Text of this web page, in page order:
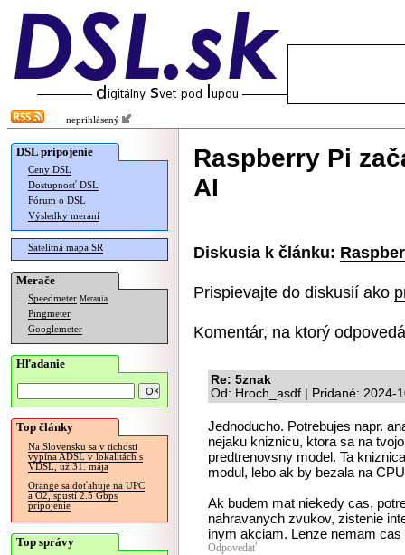
neprihlásený
DSL pripojenie
Ceny DSL
Dostupnosť DSL
Fórum o DSL
Výsledky meraní
Satelitná mapa SR
Merače
Speedmeter Merania
Pingmeter
Googlemeter
Hľadanie
Top články
Na Slovensku sa v tichosti
vypína ADSL v lokalitách s
VDSL, už 31. mája
Orange sa doťahuje na UPC
a O2, spustí 2.5 Gbps
pripojenie
Top správy
Raspberry Pi
AI
Diskusia k článku:
Prispievajte do diskusií ako
Komentár, na ktorý
Re: 5znak
Od: Hroch_asdf | Pridané: 2024-
Jednoducho. Potrebujes napr.
nejaku kniznicu, ktora sa na
predtrenovsny model. Ta
modul, lebo ak by bezala na
Ak budem mat niekedy cas,
nahravanych zvukov, zistenie
inym akciam. Lenze nemam
Odpovedať